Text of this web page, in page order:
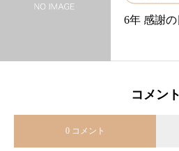
6年 感謝
コメント
0 コメント